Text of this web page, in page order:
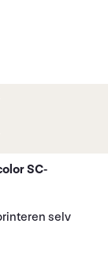
SC-
selv